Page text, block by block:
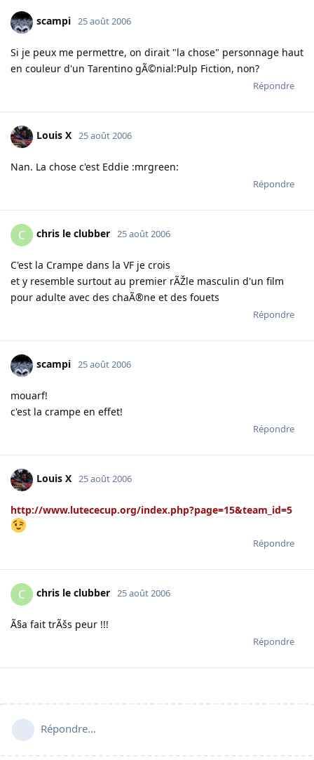
scampi 25 août 2006
Si je peux me permettre, on dirait "la chose" personnage haut
en couleur d'un Tarentino gÃ©nial:Pulp Fiction, non?
Répondre
Louis X 25 août 2006
Nan. La chose c'est Eddie :mrgreen:
Répondre
C chris le clubber 25 août 2006
C'est la Crampe dans la VF je crois
et y resemble surtout au premier rÃŽle masculin d'un film
pour adulte avec des chaÃ®ne et des fouets
Répondre
scampi 25 août 2006
mouarf!
c'est la crampe en effet!
Répondre
Louis X 25 août 2006
http://www.lutececup.org/index.php?page=15&team_id=5
Répondre
C chris le clubber 25 août 2006
Ã§a fait trÃšs peur !!!
Répondre
Répondre…